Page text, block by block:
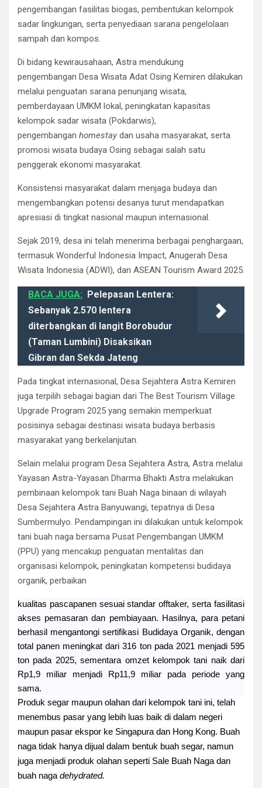
pengembangan fasilitas biogas, pembentukan kelompok
sadar lingkungan, serta penyediaan sarana pengelolaan
sampah dan kompos.
Di bidang kewirausahaan, Astra mendukung
pengembangan Desa Wisata Adat Osing Kemiren dilakukan
melalui penguatan sarana penunjang wisata,
pemberdayaan UMKM lokal, peningkatan kapasitas
kelompok sadar wisata (Pokdarwis),
pengembangan homestay dan usaha masyarakat, serta
promosi wisata budaya Osing sebagai salah satu
penggerak ekonomi masyarakat.
Konsistensi masyarakat dalam menjaga budaya dan
mengembangkan potensi desanya turut mendapatkan
apresiasi di tingkat nasional maupun internasional.
Sejak 2019, desa ini telah menerima berbagai penghargaan,
termasuk Wonderful Indonesia Impact, Anugerah Desa
Wisata Indonesia (ADWI), dan ASEAN Tourism Award 2025.
BACA JUGA:
Pelepasan Lentera:
Sebanyak 2.570 lentera
diterbangkan di langit Borobudur
(Taman Lumbini) Disaksikan
Gibran dan Sekda Jateng
Pada tingkat internasional, Desa Sejahtera Astra Kemiren
juga terpilih sebagai bagian dari The Best Tourism Village
Upgrade Program 2025 yang semakin memperkuat
posisinya sebagai destinasi wisata budaya berbasis
masyarakat yang berkelanjutan.
Selain melalui program Desa Sejahtera Astra, Astra melalui
Yayasan Astra-Yayasan Dharma Bhakti Astra melakukan
pembinaan kelompok tani Buah Naga binaan di wilayah
Desa Sejahtera Astra Banyuwangi, tepatnya di Desa
Sumbermulyo. Pendampingan ini dilakukan untuk kelompok
tani buah naga bersama Pusat Pengembangan UMKM
(PPU) yang mencakup penguatan mentalitas dan
organisasi kelompok, peningkatan kompetensi budidaya
organik, perbaikan
kualitas pascapanen sesuai standar offtaker, serta fasilitasi
akses pemasaran dan pembiayaan. Hasilnya, para petani
berhasil mengantongi sertifikasi Budidaya Organik, dengan
total panen meningkat dari 316 ton pada 2021 menjadi 595
ton pada 2025, sementara omzet kelompok tani naik dari
Rp1,9 miliar menjadi Rp11,9 miliar pada periode yang
sama.
Produk segar maupun olahan dari kelompok tani ini, telah
menembus pasar yang lebih luas baik di dalam negeri
maupun pasar ekspor ke Singapura dan Hong Kong. Buah
naga tidak hanya dijual dalam bentuk buah segar, namun
juga menjadi produk olahan seperti Sale Buah Naga dan
buah nagadehydrated.